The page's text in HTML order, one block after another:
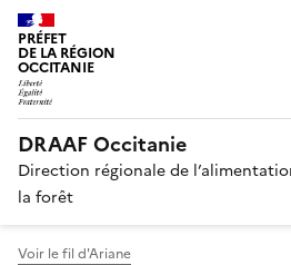
PRÉFET
DE LA RÉGION
OCCITANIE
DRAAF Occitanie
Direction régionale de
la forêt
Voir le fil d'Ariane